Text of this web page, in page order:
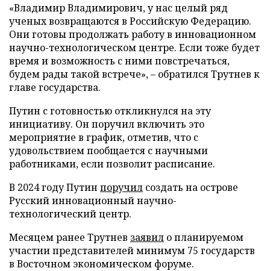
«Владимир Владимирович, у нас целый ряд
ученых возвращаются в Российскую Федерацию.
Они готовы продолжать работу в инновационном
научно-технологическом центре. Если тоже будет
время и возможность с ними повстречаться,
будем рады такой встрече», – обратился Трутнев к
главе государства.
Путин с готовностью откликнулся на эту
инициативу. Он поручил включить это
мероприятие в график, отметив, что с
удовольствием пообщается с научными
работниками, если позволит расписание.
В 2024 году Путин поручил создать на острове
Русский инновационный научно-
технологический центр.
Месяцем ранее Трутнев заявил о планируемом
участии представителей минимум 75 государств
в Восточном экономическом форуме.